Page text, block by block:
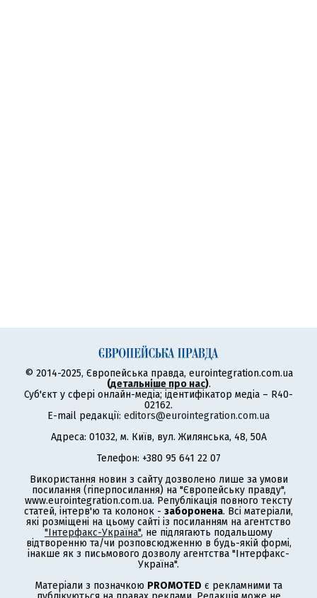
© 2014-2025, Європейська правда, eurointegration.com.ua
(детальніше про нас).
Суб'єкт у сфері онлайн-медіа; ідентифікатор медіа – R40-
02162.
E-mail редакції: editors@eurointegration.com.ua
Адреса: 01032, м. Київ, вул. Жилянська, 48, 50А
Телефон: +380 95 641 22 07
Використання новин з сайту дозволено лише за умови
посилання (гіперпосилання) на "Європейську правду",
www.eurointegration.com.ua. Републікація повного тексту
статей, інтерв'ю та колонок - заборонена. Всі матеріали,
які розміщені на цьому сайті із посиланням на агентство
"Інтерфакс-Україна", не підлягають подальшому
відтворенню та/чи розповсюдженню в будь-якій формі,
інакше як з письмового дозволу агентства "Інтерфакс-
Україна".
Матеріали з позначкою PROMOTED є рекламними та